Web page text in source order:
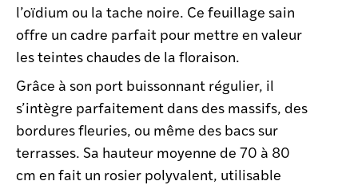
l’oïdium ou la tache noire. Ce feuillage sain
offre un cadre parfait pour mettre en valeur
les teintes chaudes de la floraison.
Grâce à son port buissonnant régulier, il
s’intègre parfaitement dans des massifs, des
bordures fleuries, ou même des bacs sur
terrasses. Sa hauteur moyenne de 70 à 80
cm en fait un rosier polyvalent, utilisable